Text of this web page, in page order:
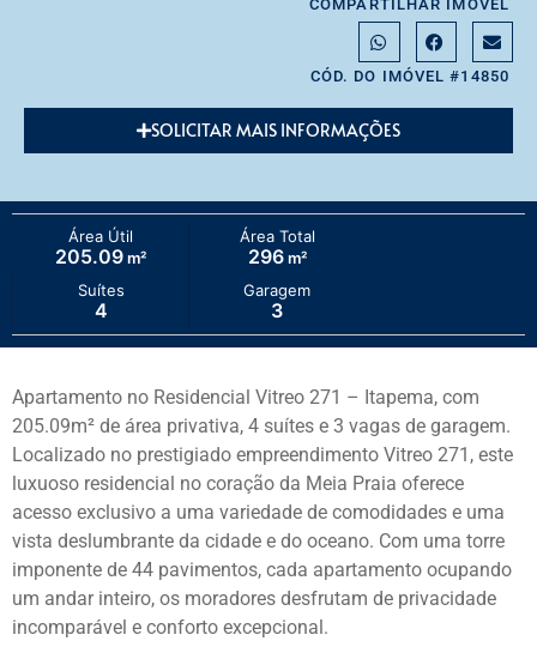
COMPARTILHAR IMÓVEL
CÓD. DO IMÓVEL #14850
SOLICITAR MAIS INFORMAÇÕES
Área Útil
205.09m²
Área Total
296m²
Suítes
4
Garagem
3
Apartamento no Residencial Vitreo 271 – Itapema, com
205.09m² de área privativa, 4 suítes e 3 vagas de garagem.
Localizado no prestigiado empreendimento Vitreo 271, este
luxuoso residencial no coração da Meia Praia oferece
acesso exclusivo a uma variedade de comodidades e uma
vista deslumbrante da cidade e do oceano. Com uma torre
imponente de 44 pavimentos, cada apartamento ocupando
um andar inteiro, os moradores desfrutam de privacidade
incomparável e conforto excepcional.